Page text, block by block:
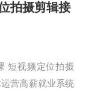
方法。分享自媒
属稳定内容输出
拍摄剪辑接
短视频定位拍摄
营高薪就业系统